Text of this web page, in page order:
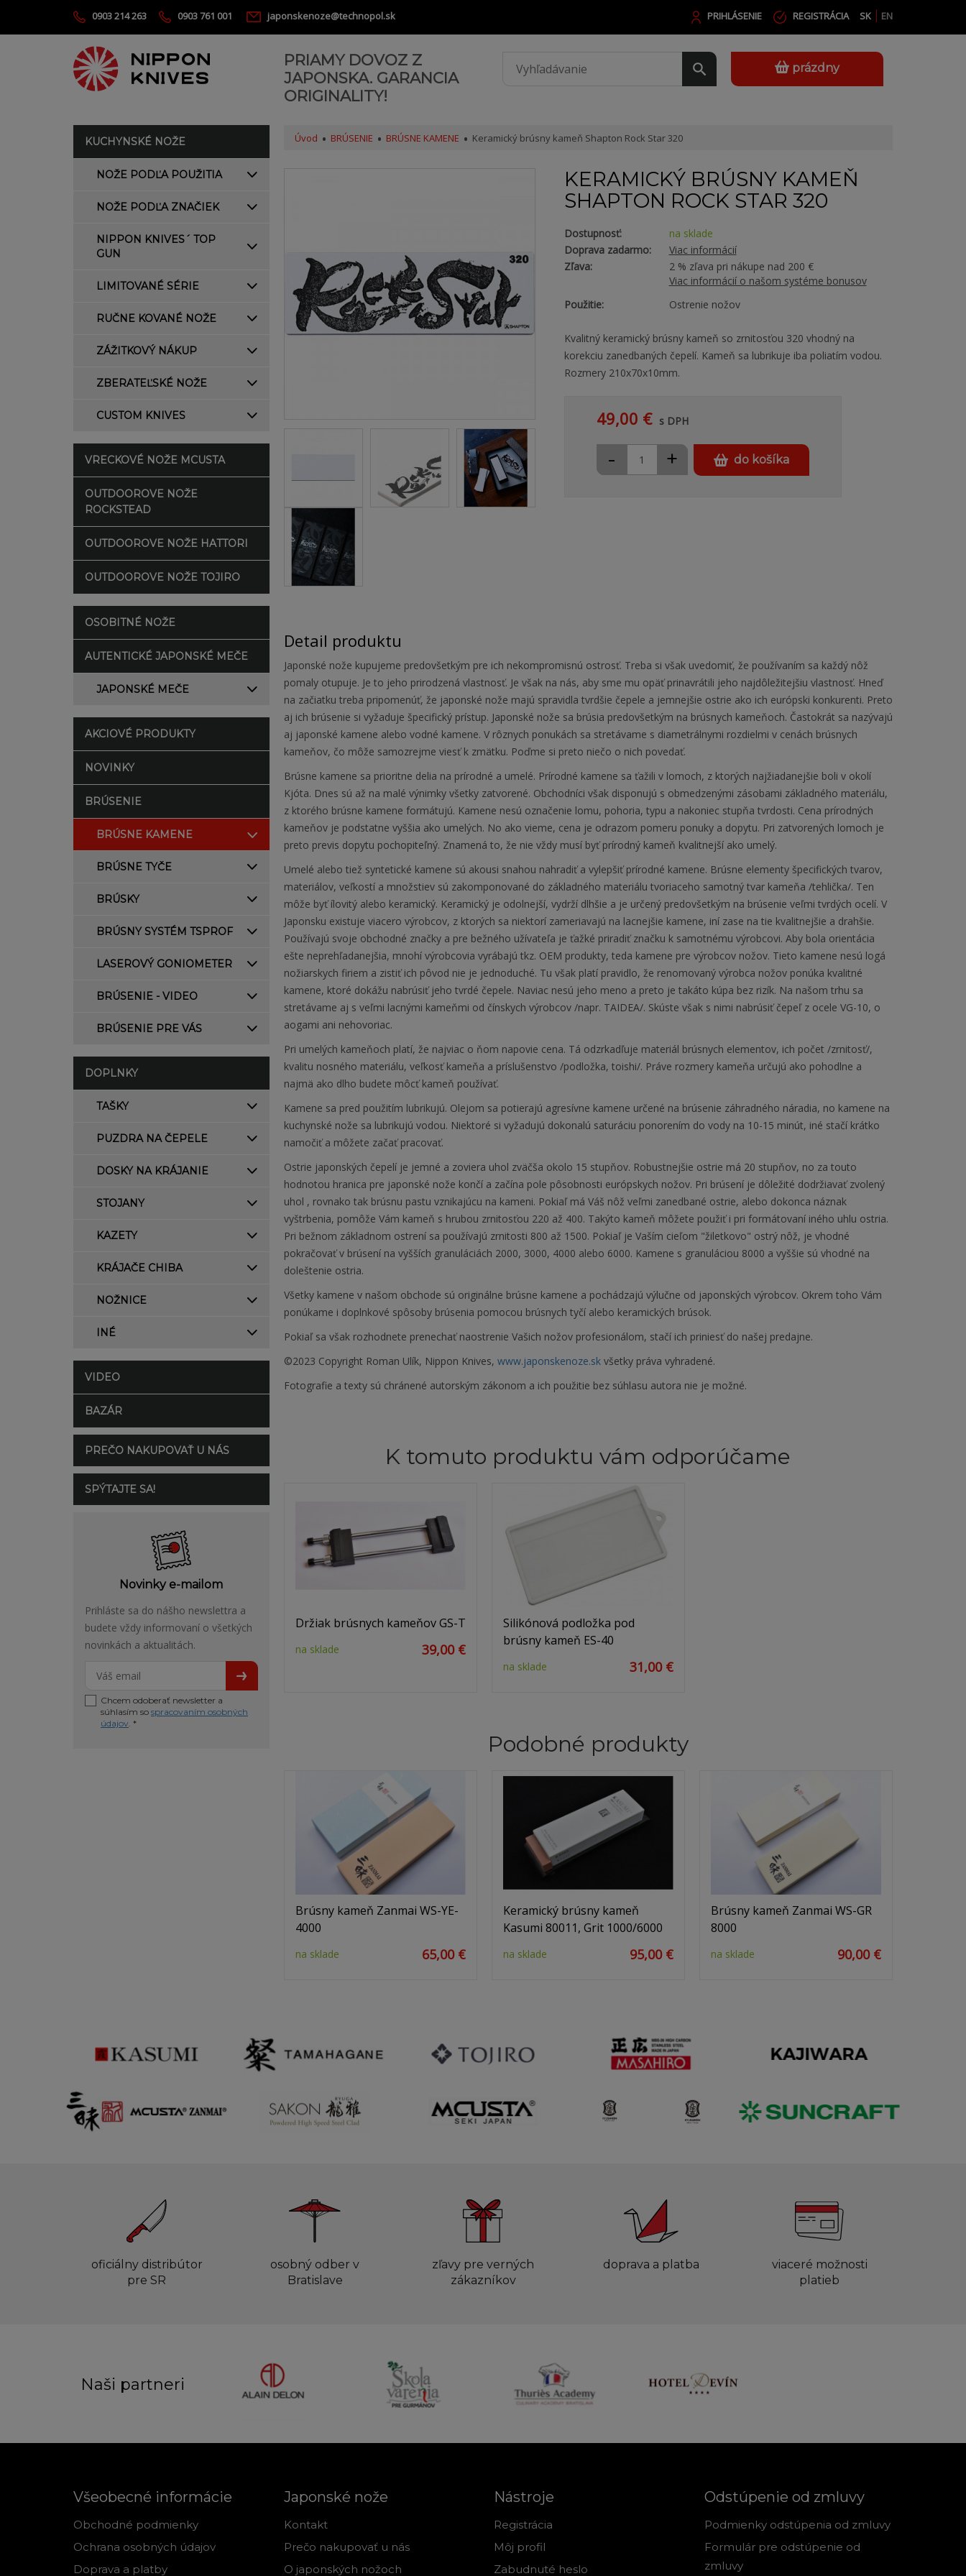
0903 214 263 0903 761 001 japonskenoze@technopol.sk SK EN
PRIHLÁSENIE REGISTRÁCIA
PRIAMY DOVOZ Z
JAPONSKA. GARANCIA
ORIGINALITY!
prázdny
KUCHYNSKÉ NOŽE
NOŽE PODĽA POUŽITIA
NOŽE PODĽA ZNAČIEK
NIPPON KNIVES´ TOP
GUN
LIMITOVANÉ SÉRIE
RUČNE KOVANÉ NOŽE
ZÁŽITKOVÝ NÁKUP
ZBERATEĽSKÉ NOŽE
CUSTOM KNIVES
VRECKOVÉ NOŽE MCUSTA
OUTDOOROVE NOŽE
ROCKSTEAD
OUTDOOROVE NOŽE HATTORI
OUTDOOROVE NOŽE TOJIRO
OSOBITNÉ NOŽE
AUTENTICKÉ JAPONSKÉ MEČE
JAPONSKÉ MEČE
AKCIOVÉ PRODUKTY
NOVINKY
BRÚSENIE
BRÚSNE KAMENE
BRÚSNE TYČE
BRÚSKY
BRÚSNY SYSTÉM TSPROF
LASEROVÝ GONIOMETER
BRÚSENIE - VIDEO
BRÚSENIE PRE VÁS
DOPLNKY
TAŠKY
PUZDRA NA ČEPELE
DOSKY NA KRÁJANIE
STOJANY
KAZETY
KRÁJAČE CHIBA
NOŽNICE
INÉ
VIDEO
BAZÁR
PREČO NAKUPOVAŤ U NÁS
SPÝTAJTE SA!
Novinky e-mailom
Prihláste sa do nášho newslettra a
budete vždy informovaní o všetkých
novinkách a aktualitách.
Chcem odoberať newsletter a
súhlasím so spracovaním osobných
údajov. *
Úvod BRÚSENIE BRÚSNE KAMENE Keramický brúsny kameň Shapton Rock Star 320
KERAMICKÝ BRÚSNY KAMEŇ
SHAPTON ROCK STAR 320
Dostupnosť:
na sklade
Doprava zadarmo:
Viac informácií
Zľava:
2 % zľava pri nákupe nad 200 €
Viac informácií o našom systéme bonusov
Použitie:
Ostrenie nožov
Kvalitný keramický brúsny kameň so zrnitosťou 320 vhodný na
korekciu zanedbaných čepelí. Kameň sa lubrikuje iba poliatím vodou.
Rozmery 210x70x10mm.
49,00 € s DPH
+
- do košíka
Detail produktu
Japonské nože kupujeme predovšetkým pre ich nekompromisnú ostrosť. Treba si však uvedomiť, že používaním sa každý nôž
pomaly otupuje. Je to jeho prirodzená vlastnosť. Je však na nás, aby sme mu opäť prinavrátili jeho najdôležitejšiu vlastnosť. Hneď
na začiatku treba pripomenúť, že japonské nože majú spravidla tvrdšie čepele a jemnejšie ostrie ako ich európski konkurenti. Preto
aj ich brúsenie si vyžaduje špecifický prístup. Japonské nože sa brúsia predovšetkým na brúsnych kameňoch. Častokrát sa nazývajú
aj japonské kamene alebo vodné kamene. V rôznych ponukách sa stretávame s diametrálnymi rozdielmi v cenách brúsnych
kameňov, čo môže samozrejme viesť k zmätku. Poďme si preto niečo o nich povedať.
Brúsne kamene sa prioritne delia na prírodné a umelé. Prírodné kamene sa ťažili v lomoch, z ktorých najžiadanejšie boli v okolí
Kjóta. Dnes sú až na malé výnimky všetky zatvorené. Obchodníci však disponujú s obmedzenými zásobami základného materiálu,
z ktorého brúsne kamene formátujú. Kamene nesú označenie lomu, pohoria, typu a nakoniec stupňa tvrdosti. Cena prírodných
kameňov je podstatne vyššia ako umelých. No ako vieme, cena je odrazom pomeru ponuky a dopytu. Pri zatvorených lomoch je
preto previs dopytu pochopiteľný. Znamená to, že nie vždy musí byť prírodný kameň kvalitnejší ako umelý.
Umelé alebo tiež syntetické kamene sú akousi snahou nahradiť a vylepšiť prírodné kamene. Brúsne elementy špecifických tvarov,
materiálov, veľkostí a množstiev sú zakomponované do základného materiálu tvoriaceho samotný tvar kameňa /tehlička/. Ten
môže byť ílovitý alebo keramický. Keramický je odolnejší, vydrží dlhšie a je určený predovšetkým na brúsenie veľmi tvrdých ocelí. V
Japonsku existuje viacero výrobcov, z ktorých sa niektorí zameriavajú na lacnejšie kamene, iní zase na tie kvalitnejšie a drahšie.
Používajú svoje obchodné značky a pre bežného užívateľa je ťažké priradiť značku k samotnému výrobcovi. Aby bola orientácia
ešte neprehľadanejšia, mnohí výrobcovia vyrábajú tkz. OEM produkty, teda kamene pre výrobcov nožov. Tieto kamene nesú logá
nožiarskych firiem a zistiť ich pôvod nie je jednoduché. Tu však platí pravidlo, že renomovaný výrobca nožov ponúka kvalitné
kamene, ktoré dokážu nabrúsiť jeho tvrdé čepele. Naviac nesú jeho meno a preto je takáto kúpa bez rizík. Na našom trhu sa
stretávame aj s veľmi lacnými kameňmi od čínskych výrobcov /napr. TAIDEA/. Skúste však s nimi nabrúsiť čepeľ z ocele VG-10, o
aogami ani nehovoriac.
Pri umelých kameňoch platí, že najviac o ňom napovie cena. Tá odzrkadľuje materiál brúsnych elementov, ich počet /zrnitosť/,
kvalitu nosného materiálu, veľkosť kameňa a príslušenstvo /podložka, toishi/. Práve rozmery kameňa určujú ako pohodlne a
najmä ako dlho budete môcť kameň používať.
Kamene sa pred použitím lubrikujú. Olejom sa potierajú agresívne kamene určené na brúsenie záhradného náradia, no kamene na
kuchynské nože sa lubrikujú vodou. Niektoré si vyžadujú dokonalú saturáciu ponorením do vody na 10-15 minút, iné stačí krátko
namočiť a môžete začať pracovať.
Ostrie japonských čepelí je jemné a zoviera uhol zväčša okolo 15 stupňov. Robustnejšie ostrie má 20 stupňov, no za touto
hodnotou hranica pre japonské nože končí a začína pole pôsobnosti európskych nožov. Pri brúsení je dôležité dodržiavať zvolený
uhol , rovnako tak brúsnu pastu vznikajúcu na kameni. Pokiaľ má Váš nôž veľmi zanedbané ostrie, alebo dokonca náznak
vyštrbenia, pomôže Vám kameň s hrubou zrnitosťou 220 až 400. Takýto kameň môžete použiť i pri formátovaní iného uhlu ostria.
Pri bežnom základnom ostrení sa používajú zrnitosti 800 až 1500. Pokiaľ je Vaším cieľom "žiletkovo" ostrý nôž, je vhodné
pokračovať v brúsení na vyšších granuláciách 2000, 3000, 4000 alebo 6000. Kamene s granuláciou 8000 a vyššie sú vhodné na
doleštenie ostria.
Všetky kamene v našom obchode sú originálne brúsne kamene a pochádzajú výlučne od japonských výrobcov. Okrem toho Vám
ponúkame i doplnkové spôsoby brúsenia pomocou brúsnych tyčí alebo keramických brúsok.
Pokiaľ sa však rozhodnete prenechať naostrenie Vašich nožov profesionálom, stačí ich priniesť do našej predajne.
©2023 Copyright Roman Ulík, Nippon Knives, www.japonskenoze.skvšetky práva vyhradené.
Fotografie a texty sú chránené autorským zákonom a ich použitie bez súhlasu autora nie je možné.
K tomuto produktu vám odporúčame
Držiak brúsnych kameňov GS-T
na sklade 39,00 €
Silikónová podložka pod
brúsny kameň ES-40
na sklade 31,00 €
Podobné produkty
Brúsny kameň Zanmai WS-YE-
4000
na sklade 65,00 €
Keramický brúsny kameň
Kasumi 80011, Grit 1000/6000
na sklade 95,00 €
Brúsny kameň Zanmai WS-GR
8000
na sklade 90,00 €
oficiálny distribútor
pre SR
osobný odber v
Bratislave
zľavy pre verných
zákazníkov
doprava a platba
viaceré možnosti
platieb
Naši partneri
Všeobecné informácie
Obchodné podmienky
Ochrana osobných údajov
Doprava a platby
Japonské nože
Kontakt
Prečo nakupovať u nás
O japonských nožoch
Nástroje
Registrácia
Môj profil
Zabudnuté heslo
Odstúpenie od zmluvy
Podmienky odstúpenia od zmluvy
Formulár pre odstúpenie od
zmluvy